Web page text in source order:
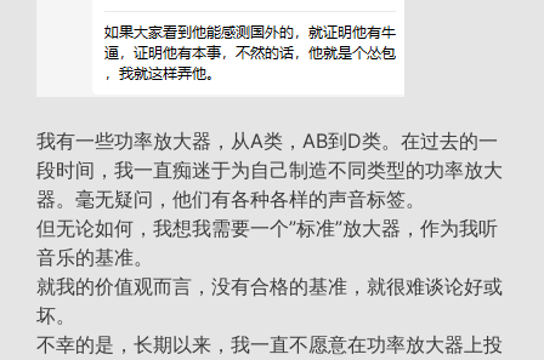
我有一些功率放大器，从A类，AB到D类。在过去的一
段时间，我一直痴迷于为自己制造不同类型的功率放大
器。毫无疑问，他们有各种各样的声音标签。
但无论如何，我想我需要一个”标准”放大器，作为我听
音乐的基准。
就我的价值观而言，没有合格的基准，就很难谈论好或
坏。
不幸的是，长期以来，我一直不愿意在功率放大器上投